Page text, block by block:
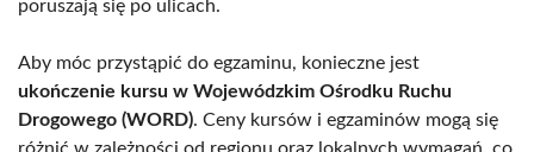
poruszają się po ulicach.
Aby móc przystąpić do egzaminu, konieczne jest
ukończenie kursu w Wojewódzkim Ośrodku Ruchu
Drogowego (WORD). Ceny kursów i egzaminów mogą się